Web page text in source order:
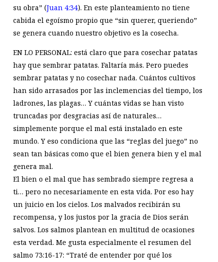
su obra” (Juan 4:34). En este planteamiento no tiene
cabida el egoísmo propio que “sin querer, queriendo”
se genera cuando nuestro objetivo es la cosecha.
EN LO PERSONAL: está claro que para cosechar patatas
hay que sembrar patatas. Faltaría más. Pero puedes
sembrar patatas y no cosechar nada. Cuántos cultivos
han sido arrasados por las inclemencias del tiempo, los
ladrones, las plagas… Y cuántas vidas se han visto
truncadas por desgracias así de naturales…
simplemente porque el mal está instalado en este
mundo. Y eso condiciona que las “reglas del juego” no
sean tan básicas como que el bien genera bien y el mal
genera mal.
El bien o el mal que has sembrado siempre regresa a
ti… pero no necesariamente en esta vida. Por eso hay
un juicio en los cielos. Los malvados recibirán su
recompensa, y los justos por la gracia de Dios serán
salvos. Los salmos plantean en multitud de ocasiones
esta verdad. Me gusta especialmente el resumen del
salmo 73:16-17: “Traté de entender por qué los